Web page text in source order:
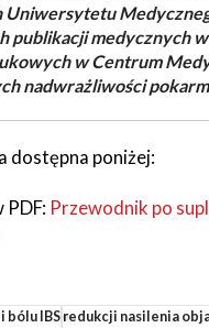
publikacji medycznych
w Centrum
nadwrażliwości
dostępna poniżej:
PDF: Przewodnik po
bólu IBSredukcji nasilenia